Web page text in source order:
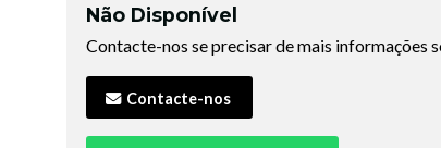
Não Disponível
Contacte-nos se precisar de mais informações
Contacte-nos